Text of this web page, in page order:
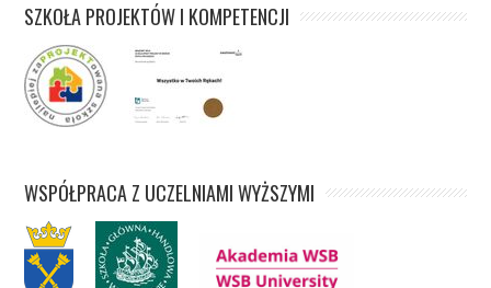
SZKOŁA PROJEKTÓW I KOMPETENCJI
WSPÓŁPRACA Z UCZELNIAMI WYŻSZYMI